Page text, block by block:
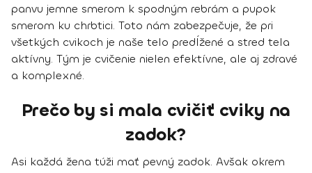
panvu jemne smerom k spodným rebrám a pupok
smerom ku chrbtici. Toto nám zabezpečuje, že pri
všetkých cvikoch je naše telo predĺžené a stred tela
aktívny. Tým je cvičenie nielen efektívne, ale aj zdravé
a komplexné.
Prečo by si mala cvičiť cviky na
zadok?
Asi každá žena túži mať pevný zadok. Avšak okrem